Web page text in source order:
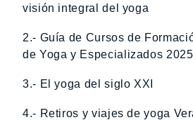
visión integral del yoga
2.- Guía de Cursos de
de Yoga y Especializados 2025
3.- El yoga del siglo XXI
4.- Retiros y viajes de yoga